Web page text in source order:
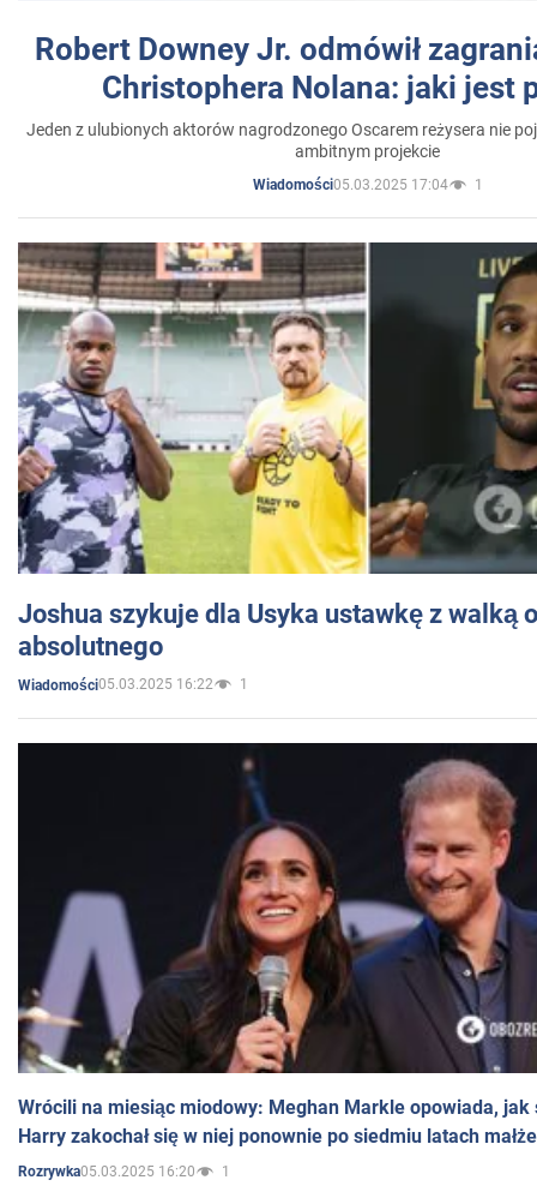
Robert Downey Jr. odmówił
Christophera Nolana: jaki jest
Jeden z ulubionych aktorów nagrodzonego Oscarem reżysera nie
ambitnym projekcie
Wiadomości05.03.2025 17:04 1
Joshua szykuje dla Usyka ustawkę z walką
absolutnego
Wiadomości05.03.2025 16:22 1
Wrócili na miesiąc miodowy: Meghan Markle opowiada, jak
Harry zakochał się w niej ponownie po siedmiu latach
Rozrywka05.03.2025 16:20 1